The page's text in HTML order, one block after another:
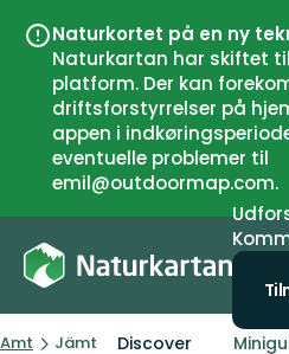
Naturkortet på en ny
Naturkartan har skiftet
platform. Der kan
driftsforstyrrelser på
appen i
eventuelle problemer til
emil@outdoormap.com.
Amt Jämtlands län
Discover